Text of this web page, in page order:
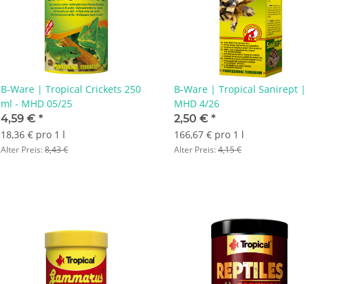
B-Ware | Tropical Crickets 250
ml - MHD 05/25
4,59 € *
18,36 € pro 1 l
Alter Preis:8,43 €
B-Ware | Tropical Sanirept |
MHD 4/26
2,50 € *
166,67 € pro 1 l
Alter Preis:4,15 €